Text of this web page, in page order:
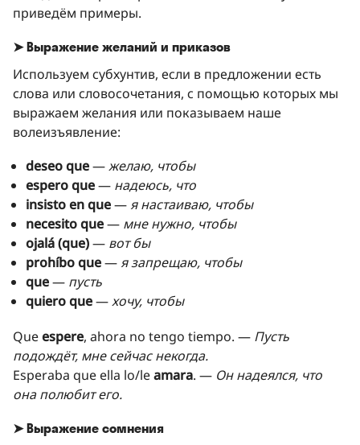
приведём примеры.
➤ Выражение желаний и приказов
Используем субхунтив, если в предложении есть
слова или словосочетания, с помощью которых мы
выражаем желания или показываем наше
волеизъявление:
deseo que—желаю, чтобы
espero que— надеюсь, что
insisto en que— я настаиваю, чтобы
necesito que— мне нужно, чтобы
ojalá (que)— вот бы
prohíbo que— я запрещаю, чтобы
que— пусть
quiero que—хочу, чтобы
Queespere, ahora no tengo tiempo. — Пусть
подождёт, мне сейчас некогда.
Esperaba que ella lo/leamara. — Он надеялся, что
она полюбит его.
➤ Выражение сомнения